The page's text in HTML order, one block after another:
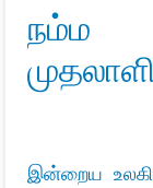
நம்ம
இன்றைய